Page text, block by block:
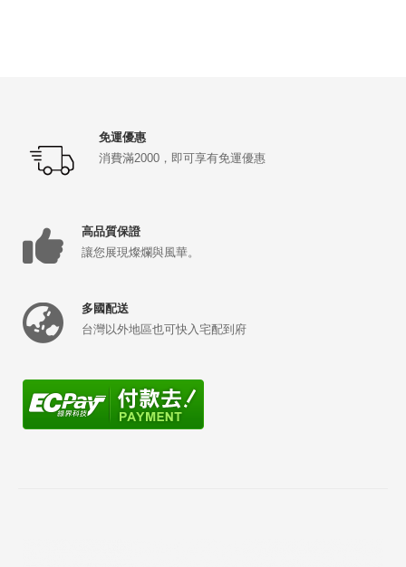
免運優惠
消費滿2000，即可享有免運優惠
高品質保證
讓您展現燦爛與風華。
多國配送
台灣以外地區也可快入宅配到府